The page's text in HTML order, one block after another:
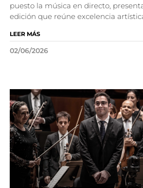
puesto la música en directo,
edición que reúne excelencia
LEER MÁS
02/06/2026